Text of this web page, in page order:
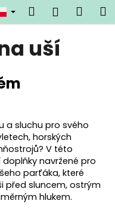
Hledat
uší
a sluchu pro svého
horských
V této
navržené pro
parťáka, které
před sluncem, ostrým
hlukem.